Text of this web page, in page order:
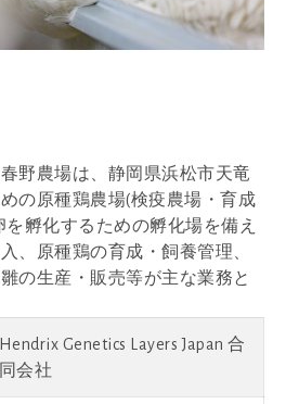
野農場は、静岡県浜松市天竜
の原種鶏農場(検疫農場・育成
孵化するための孵化場を備え
、原種鶏の育成・飼養管理、
の生産・販売等が主な業務と
Hendrix Genetics Layers Japan 合
同会社